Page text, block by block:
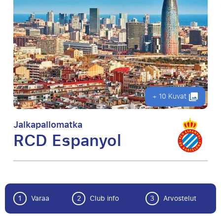
+ 10 Kuvat
Jalkapallomatka
RCD Espanyol
1 Varaa 2 Club info 3 Arvostelut